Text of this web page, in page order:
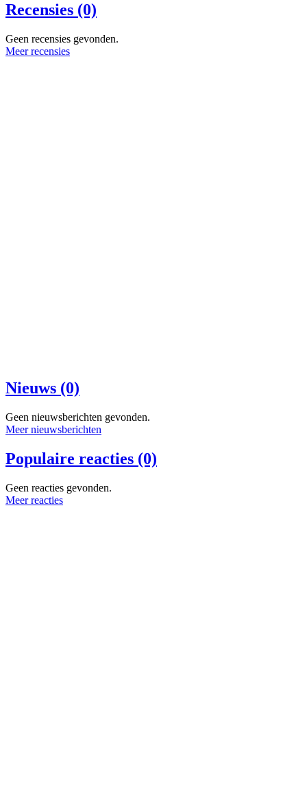
Recensies (0)
Geen recensies gevonden.
Meer recensies
Nieuws (0)
Geen nieuwsberichten gevonden.
Meer nieuwsberichten
Populaire reacties (0)
Geen reacties gevonden.
Meer reacties